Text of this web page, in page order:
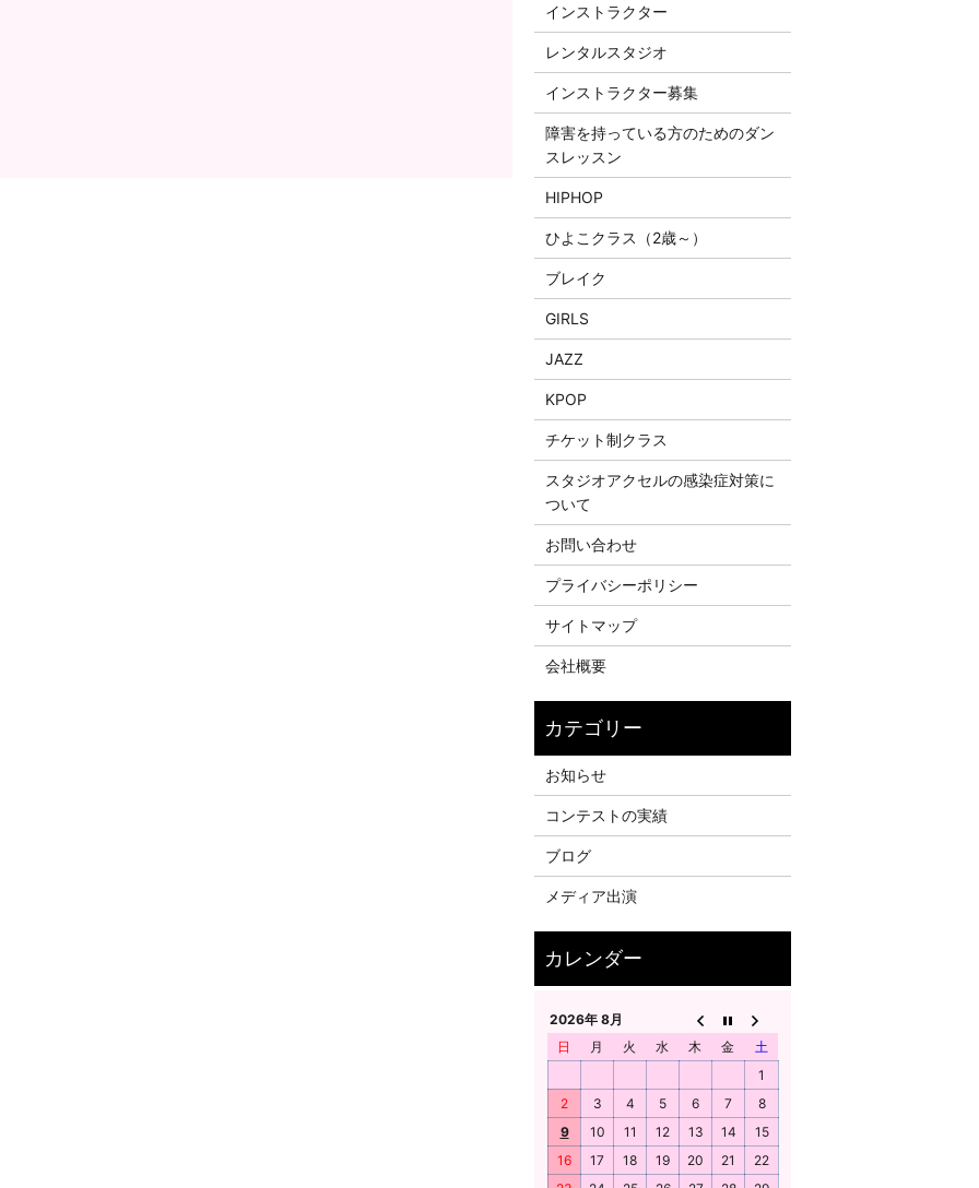
インストラクター
レンタルスタジオ
インストラクター募集
障害を持っている方のためのダン
スレッスン
HIPHOP
ひよこクラス（2歳～）
ブレイク
GIRLS
JAZZ
KPOP
チケット制クラス
スタジオアクセルの感染症対策に
ついて
お問い合わせ
プライバシーポリシー
サイトマップ
会社概要
お知らせ
コンテストの実績
ブログ
メディア出演
2026年 8月
日
月 火 水 木 金
土
1
2
3 4 5 6 7
8
9
10 11 12 13 14
15
16
17 18 19 20 21
22